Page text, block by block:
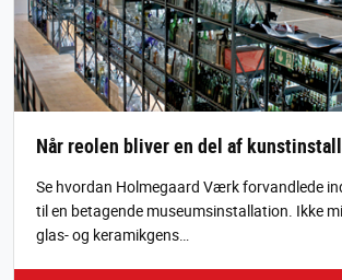
Når reolen bliver en del af
Se hvordan Holmegaard Værk forvandlede
til en betagende museumsinstallation. Ikke
glas- og keramikgens…